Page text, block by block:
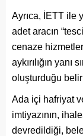
Ayrıca, İETT ile
adet aracın
cenaze
aykırılığın yanı
oluşturduğu
Ada içi hafriyat
imtiyazının,
devredildiği,